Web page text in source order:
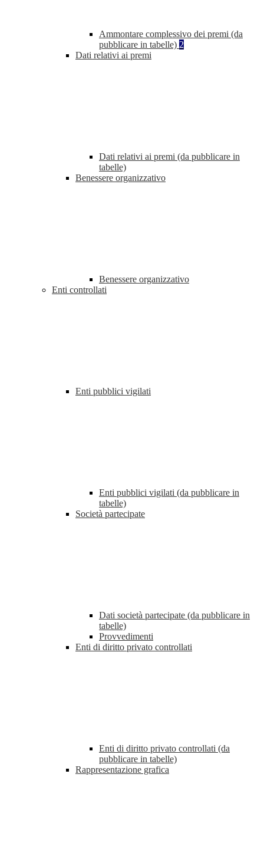
Ammontare complessivo dei premi (da
pubblicare in tabelle) 2
Dati relativi ai premi
Dati relativi ai premi (da pubblicare in
tabelle)
Benessere organizzativo
Benessere organizzativo
Enti controllati
Enti pubblici vigilati
Enti pubblici vigilati (da pubblicare in
tabelle)
Società partecipate
Dati società partecipate (da pubblicare in
tabelle)
Provvedimenti
Enti di diritto privato controllati
Enti di diritto privato controllati (da
pubblicare in tabelle)
Rappresentazione grafica